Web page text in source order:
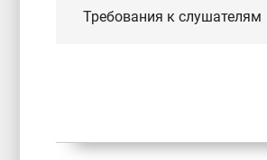
Требования к слушателям